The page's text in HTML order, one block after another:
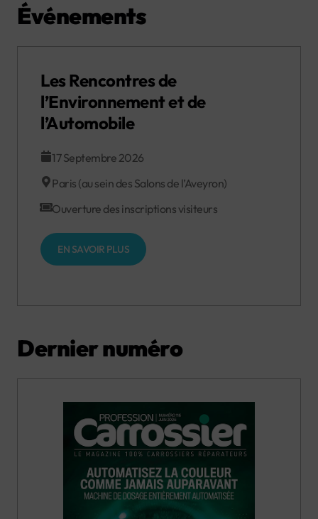
Événements
Les Rencontres de
l’Environnement et de
l’Automobile
17 Septembre 2026
Paris (au sein des Salons de l’Aveyron)
Ouverture des inscriptions visiteurs
EN SAVOIR PLUS
Dernier numéro